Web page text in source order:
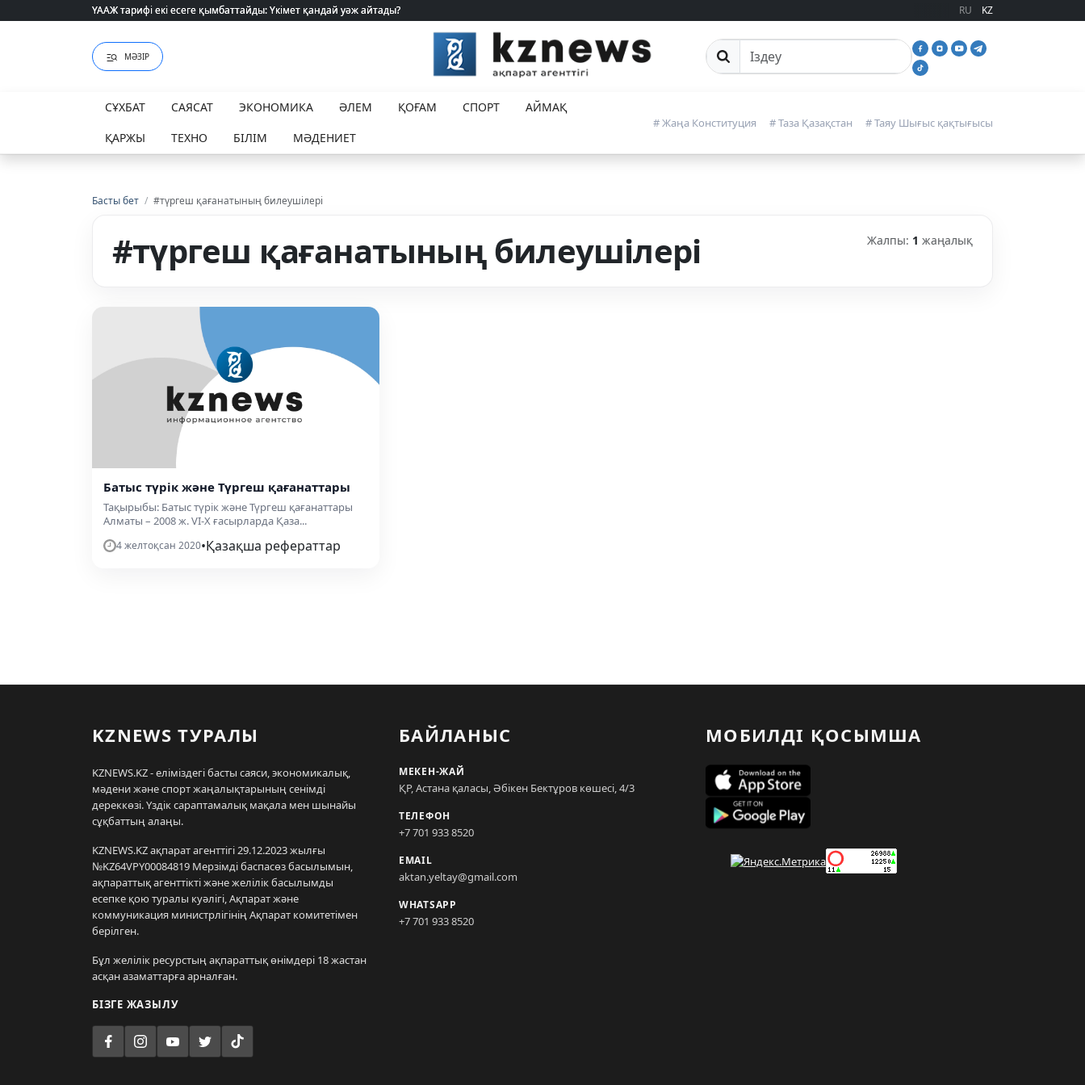
ҮААЖ тарифі екі есеге қымбаттайды: Үкімет қандай уәж айтады?
ҮААЖ тарифі екі есеге қымбаттайды: Үкімет қандай уәж айтады? RU KZ
МӘЗІР Сайттан іздеу
СҰХБАТ САЯСАТ ЭКОНОМИКА ӘЛЕМ ҚОҒАМ СПОРТ
АЙМАҚ
ҚАРЖЫ
ТЕХНО БІЛІМ МӘДЕНИЕТ
# Жаңа Конституция # Таза Қазақстан # Таяу Шығыс қақтығысы
Басты бет / #түргеш қағанатының билеушілері
#түргеш қағанатының билеушілері Жалпы: 1 жаңалық
Батыс түрік және Түргеш қағанаттары
Тақырыбы: Батыс түрік және Түргеш қағанаттары
Алматы – 2008 ж. VI-X ғасырларда Қаза...
4 желтоқсан 2020•Қазақша рефераттар
KZNEWS ТУРАЛЫ
KZNEWS.KZ - еліміздегі басты саяси, экономикалық,
мәдени және спорт жаңалықтарының сенімді
дереккөзі. Үздік сараптамалық мақала мен шынайы
сұқбаттың алаңы.
KZNEWS.KZ ақпарат агенттігі 29.12.2023 жылғы
№KZ64VPY00084819 Мерзімді баспасөз басылымын,
ақпараттық агенттікті және желілік басылымды
есепке қою туралы куәлігі, Ақпарат және
коммуникация министрлігінің Ақпарат комитетімен
берілген.
Бұл желілік ресурстың ақпараттық өнімдері 18 жастан
асқан азаматтарға арналған.
БІЗГЕ ЖАЗЫЛУ
БАЙЛАНЫС
МЕКЕН-ЖАЙ
ҚР, Астана қаласы, Әбікен Бектұров көшесі, 4/3
ТЕЛЕФОН
+7 701 933 8520
EMAIL
aktan.yeltay@gmail.com
WHATSAPP
+7 701 933 8520
МОБИЛДІ ҚОСЫМША